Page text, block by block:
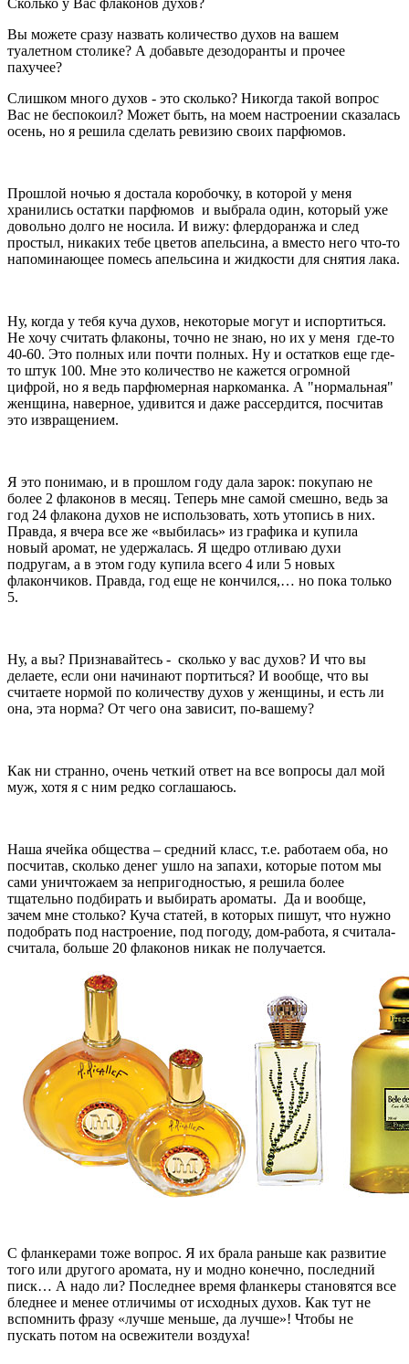
Вы можете сразу назвать количество духов на вашем
туалетном столике? А добавьте дезодоранты и прочее
пахучее?
Слишком много духов - это сколько? Никогда такой вопрос
Вас не беспокоил? Может быть, на моем настроении сказалась
осень, но я решила сделать ревизию своих парфюмов.
Прошлой ночью я достала коробочку, в которой у меня
хранились остатки парфюмов и выбрала один, который уже
довольно долго не носила. И вижу: флердоранжа и след
простыл, никаких тебе цветов апельсина, а вместо него что-то
напоминающее помесь апельсина и жидкости для снятия лака.
Ну, когда у тебя куча духов, некоторые могут и испортиться.
Не хочу считать флаконы, точно не знаю, но их у меня где-то
40-60. Это полных или почти полных. Ну и остатков еще где-
то штук 100. Мне это количество не кажется огромной
цифрой, но я ведь парфюмерная наркоманка. А "нормальная"
женщина, наверное, удивится и даже рассердится, посчитав
это извращением.
Я это понимаю, и в прошлом году дала зарок: покупаю не
более 2 флаконов в месяц. Теперь мне самой смешно, ведь за
год 24 флакона духов не использовать, хоть утопись в них.
Правда, я вчера все же «выбилась» из графика и купила
новый аромат, не удержалась. Я щедро отливаю духи
подругам, а в этом году купила всего 4 или 5 новых
флакончиков. Правда, год еще не кончился,… но пока только
5.
Ну, а вы? Признавайтесь - сколько у вас духов? И что вы
делаете, если они начинают портиться? И вообще, что вы
считаете нормой по количеству духов у женщины, и есть ли
она, эта норма? От чего она зависит, по-вашему?
Как ни странно, очень четкий ответ на все вопросы дал мой
муж, хотя я с ним редко соглашаюсь.
Наша ячейка общества – средний класс, т.е. работаем оба, но
посчитав, сколько денег ушло на запахи, которые потом мы
сами уничтожаем за непригодностью, я решила более
тщательно подбирать и выбирать ароматы. Да и вообще,
зачем мне столько? Куча статей, в которых пишут, что нужно
подобрать под настроение, под погоду, дом-работа, я считала-
считала, больше 20 флаконов никак не получается.
С фланкерами тоже вопрос. Я их брала раньше как развитие
того или другого аромата, ну и модно конечно, последний
писк… А надо ли? Последнее время фланкеры становятся все
бледнее и менее отличимы от исходных духов. Как тут не
вспомнить фразу «лучше меньше, да лучше»! Чтобы не
пускать потом на освежители воздуха!